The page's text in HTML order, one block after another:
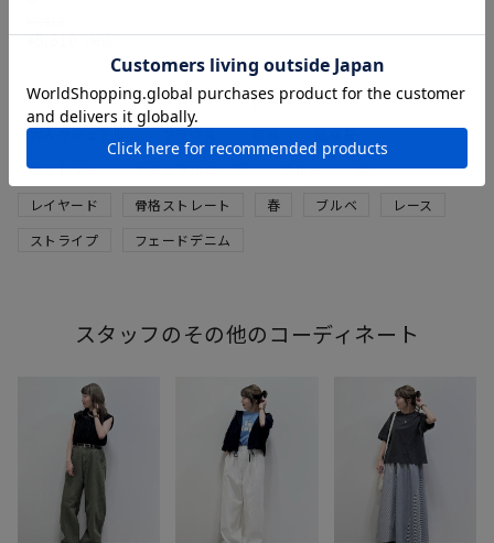
¥5,610 税込
パンツ カジュアルコーデ
pou dou dou
大人カジュアル
ブラウス 無地
低身長
カットソー
ナチュラルコーデ ブルー
夏
レイヤード
骨格ストレート 春 ブルベ
レース
ストライプ
フェードデニム
スタッフのその他のコーディネート